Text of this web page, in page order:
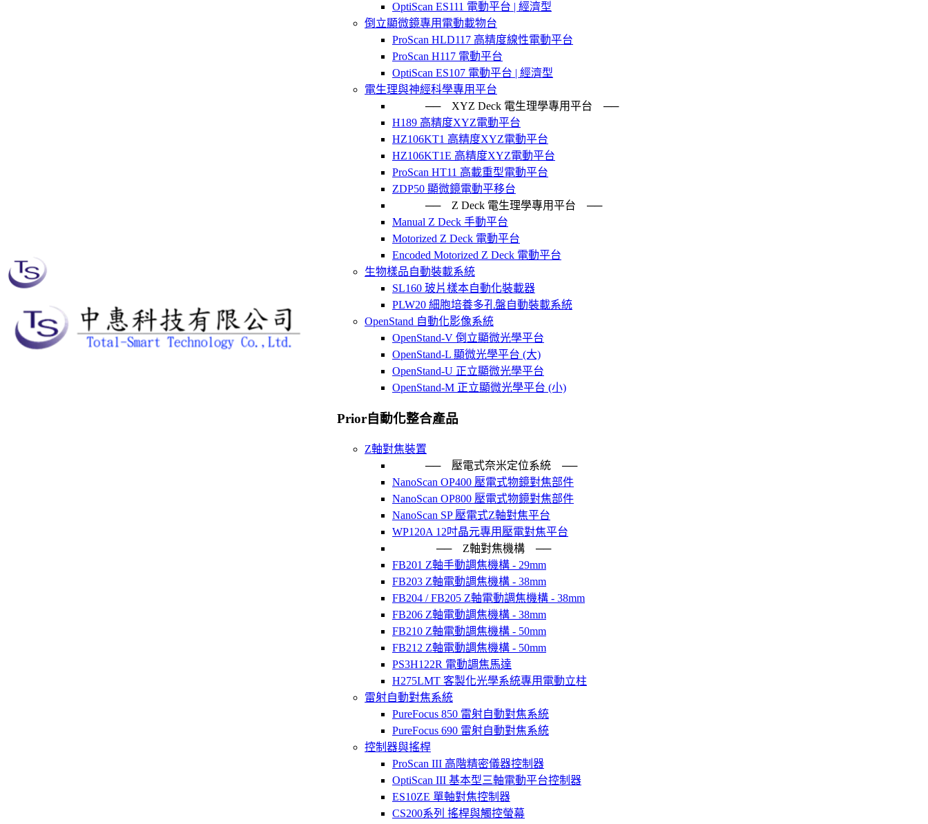
OptiScan ES111 電動平台 | 經濟型
倒立顯微鏡專用電動載物台
ProScan HLD117 高精度線性電動平台
ProScan H117 電動平台
OptiScan ES107 電動平台 | 經濟型
電生理與神經科學專用平台
── XYZ Deck 電生理學專用平台 ──
H189 高精度XYZ電動平台
HZ106KT1 高精度XYZ電動平台
HZ106KT1E 高精度XYZ電動平台
ProScan HT11 高載重型電動平台
ZDP50 顯微鏡電動平移台
── Z Deck 電生理學專用平台 ──
Manual Z Deck 手動平台
Motorized Z Deck 電動平台
Encoded Motorized Z Deck 電動平台
生物樣品自動裝載系統
SL160 玻片樣本自動化裝載器
PLW20 細胞培養多孔盤自動裝載系統
OpenStand 自動化影像系統
OpenStand-V 倒立顯微光學平台
OpenStand-L 顯微光學平台 (大)
OpenStand-U 正立顯微光學平台
OpenStand-M 正立顯微光學平台 (小)
Prior自動化整合產品
Z軸對焦裝置
── 壓電式奈米定位系統 ──
NanoScan OP400 壓電式物鏡對焦部件
NanoScan OP800 壓電式物鏡對焦部件
NanoScan SP 壓電式Z軸對焦平台
WP120A 12吋晶元專用壓電對焦平台
── Z軸對焦機構 ──
FB201 Z軸手動調焦機構 - 29mm
FB203 Z軸電動調焦機構 - 38mm
FB204 / FB205 Z軸電動調焦機構 - 38mm
FB206 Z軸電動調焦機構 - 38mm
FB210 Z軸電動調焦機構 - 50mm
FB212 Z軸電動調焦機構 - 50mm
PS3H122R 電動調焦馬達
H275LMT 客製化光學系統專用電動立柱
雷射自動對焦系統
PureFocus 850 雷射自動對焦系統
PureFocus 690 雷射自動對焦系統
控制器與搖桿
ProScan III 高階精密儀器控制器
OptiScan III 基本型三軸電動平台控制器
ES10ZE 單軸對焦控制器
CS200系列 搖桿與觸控螢幕